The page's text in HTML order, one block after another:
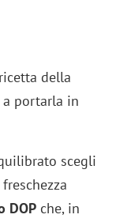
della
a portarla in
scegli
DOP che, in